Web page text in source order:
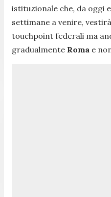
istituzionale che, da oggi
settimane a venire,
touchpoint federali ma
gradualmente Roma e